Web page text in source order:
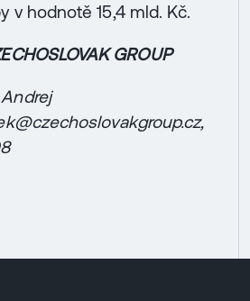
v hodnotě 15,4 mld. Kč.
GROUP
Andrej